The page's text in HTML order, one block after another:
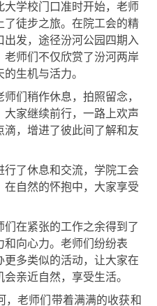
大学校门口准时开始，老师
徒步之旅。在院工会的精
发，途径汾河公园四期入
老师们不仅欣赏了汾河两岸
生机与活力。
们稍作休息，拍照留念，
家继续前行，一路上欢声
，增进了彼此间了解和友
行了休息和交流，学院工会
自然的怀抱中，大家享受
们在紧张的工作之余得到了
向心力。老师们纷纷表
多类似的活动，让大家在
亲近自然，享受生活。
，老师们带着满满的收获和